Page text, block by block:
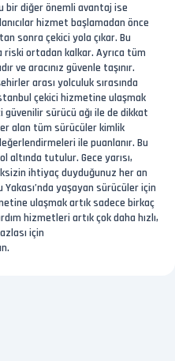
bir diğer önemli avantaj ise
hizmet başlamadan önce
sonra çekici yola çıkar. Bu
ortadan kalkar. Ayrıca tüm
ve aracınız güvenle taşınır.
arası yolculuk sırasında
çekici hizmetine ulaşmak
güvenilir sürücü ağı ile de dikkat
alan tüm sürücüler kimlik
ile puanlanır. Bu
tutulur. Gece yarısı,
ihtiyaç duyduğunuz her an
yaşayan sürücüler için
ulaşmak artık sadece birkaç
hizmetleri artık çok daha hızlı,
için